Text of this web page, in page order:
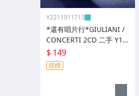
Y2211911713
*還有唱片行*GIULIANI /
CONCERTI 2CD 二手 Y14
632**
$ 149
競標